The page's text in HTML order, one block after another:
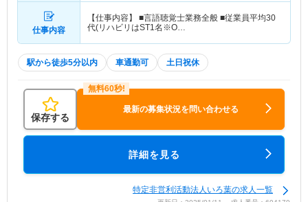
仕事内容
【仕事内容】 ■言語聴覚士業務全般 ■従業員平均30
代(リハビリはST1名※O…
駅から徒歩5分以内 車通勤可 土日祝休
保存する
最新の募集状況を問い合わせる
詳細を見る
特定非営利活動法人いろ葉の求人一覧